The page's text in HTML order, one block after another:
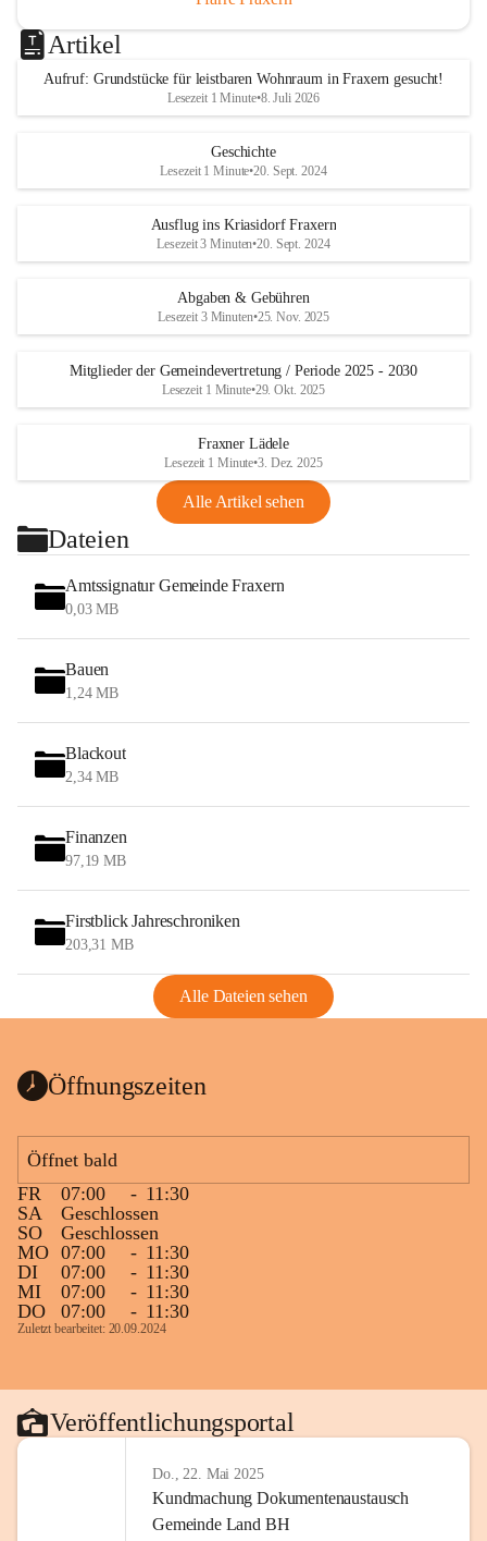
Artikel
Aufruf: Grundstücke für leistbaren Wohnraum in Fraxern gesucht!
Lesezeit 1 Minute•8. Juli 2026
Geschichte
Lesezeit 1 Minute•20. Sept. 2024
Ausflug ins Kriasidorf Fraxern
Lesezeit 3 Minuten•20. Sept. 2024
Abgaben & Gebühren
Lesezeit 3 Minuten•25. Nov. 2025
Mitglieder der Gemeindevertretung / Periode 2025 - 2030
Lesezeit 1 Minute•29. Okt. 2025
Fraxner Lädele
Lesezeit 1 Minute•3. Dez. 2025
Alle Artikel sehen
Dateien
Amtssignatur Gemeinde Fraxern
0,03 MB
Bauen
1,24 MB
Blackout
2,34 MB
Finanzen
97,19 MB
Firstblick Jahreschroniken
203,31 MB
Alle Dateien sehen
Öffnungszeiten
Öffnet bald
FR
07:00 - 11:30
SA
Geschlossen
SO
Geschlossen
MO 07:00 - 11:30
DI
07:00 - 11:30
MI
07:00 - 11:30
DO
07:00 - 11:30
Zuletzt bearbeitet: 20.09.2024
Veröffentlichungsportal
Do., 22. Mai 2025
Kundmachung Dokumentenaustausch
Gemeinde Land BH